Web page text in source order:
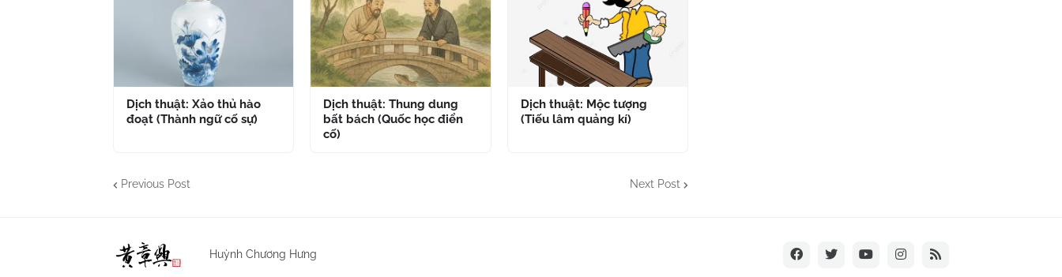
Dịch thuật: Xảo thủ hào
đoạt (Thành ngữ cố sự)
Dịch thuật: Thung dung
bất bách (Quốc học điển
cố)
Dịch thuật: Mộc tượng
(Tiếu lâm quảng kí)
Previous Post Next Post
Huỳnh Chương Hưng